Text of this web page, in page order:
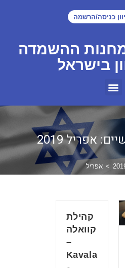
כניסה/הרשמה
מחנות ההשמדה
בישראל
אפריל 2019
> אפריל
קהילת
קוואלה
–
Kavala